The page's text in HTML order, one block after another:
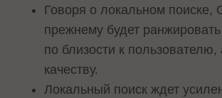
Говоря о локальном поиске,
прежнему будет
по близости к пользователю,
качеству.
Локальный поиск ждет